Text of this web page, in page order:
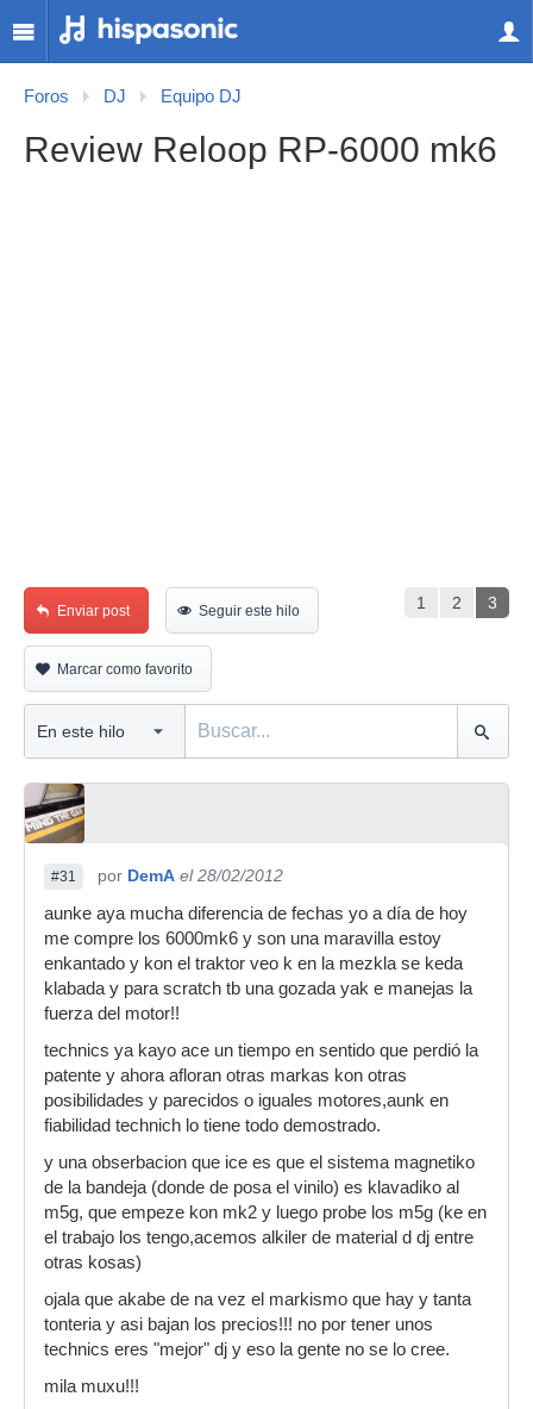
Foros DJ Equipo DJ
Review Reloop RP-6000 mk6
1 2 3
Enviar post Seguir este hilo
Marcar como favorito
#31 por DemA el 28/02/2012
aunke aya mucha diferencia de fechas yo a día de hoy
me compre los 6000mk6 y son una maravilla estoy
enkantado y kon el traktor veo k en la mezkla se keda
klabada y para scratch tb una gozada yak e manejas la
fuerza del motor!!
technics ya kayo ace un tiempo en sentido que perdió la
patente y ahora afloran otras markas kon otras
posibilidades y parecidos o iguales motores,aunk en
fiabilidad technich lo tiene todo demostrado.
y una obserbacion que ice es que el sistema magnetiko
de la bandeja (donde de posa el vinilo) es klavadiko al
m5g, que empeze kon mk2 y luego probe los m5g (ke en
el trabajo los tengo,acemos alkiler de material d dj entre
otras kosas)
ojala que akabe de na vez el markismo que hay y tanta
tonteria y asi bajan los precios!!! no por tener unos
technics eres "mejor" dj y eso la gente no se lo cree.
mila muxu!!!